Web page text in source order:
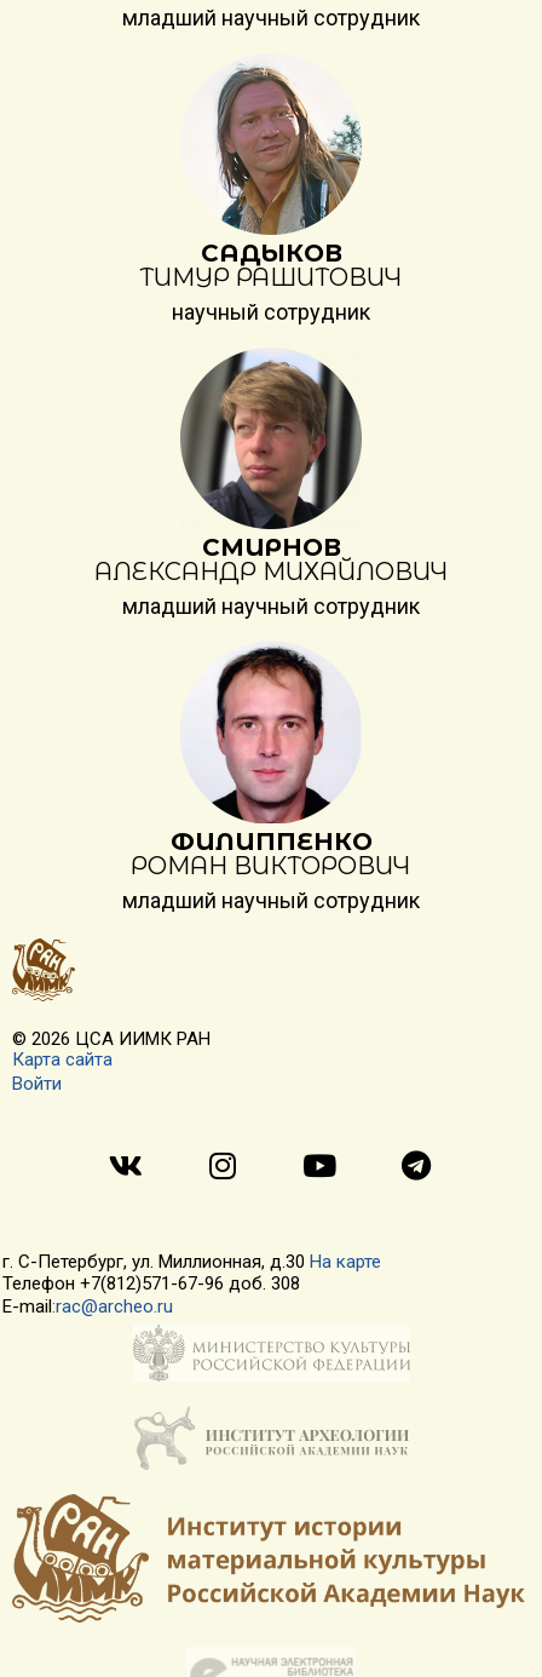
младший научный сотрудник
САДЫКОВ
ТИМУР РАШИТОВИЧ
научный сотрудник
СМИРНОВ
АЛЕКСАНДР МИХАЙЛОВИЧ
младший научный сотрудник
ФИЛИППЕНКО
РОМАН ВИКТОРОВИЧ
младший научный сотрудник
© 2026 ЦСА ИИМК РАН
Карта сайта
Войти
г. С-Петербург, ул. Миллионная, д.30 На карте
Телефон +7(812)571-67-96 доб. 308
E-mail:rac@archeo.ru